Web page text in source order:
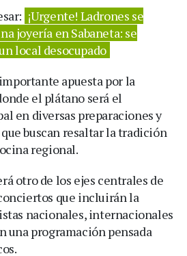
¡Urgente! Ladrones se
joyería en Sabaneta: se
local desocupado
apuesta por la
el plátano será el
en diversas preparaciones y
buscan resaltar la tradición
regional.
otro de los ejes centrales de
que incluirán la
nacionales, internacionales
una programación pensada